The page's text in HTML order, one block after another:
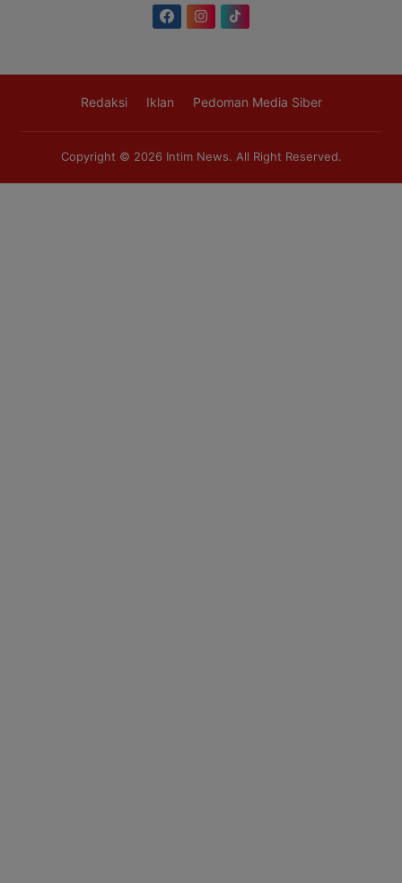
Redaksi Iklan Pedoman Media Siber
Copyright © 2026 Intim News. All Right Reserved.